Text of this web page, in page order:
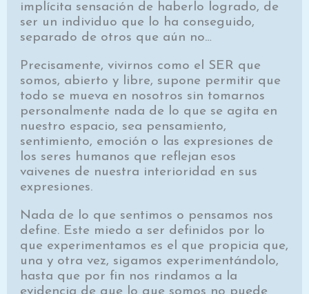
implícita sensación de haberlo logrado, de
ser un individuo que lo ha conseguido,
separado de otros que aún no…
Precisamente, vivirnos como el SER que
somos, abierto y libre, supone permitir que
todo se mueva en nosotros sin tomarnos
personalmente nada de lo que se agita en
nuestro espacio, sea pensamiento,
sentimiento, emoción o las expresiones de
los seres humanos que reflejan esos
vaivenes de nuestra interioridad en sus
expresiones.
Nada de lo que sentimos o pensamos nos
define. Este miedo a ser definidos por lo
que experimentamos es el que propicia que,
una y otra vez, sigamos experimentándolo,
hasta que por fin nos rindamos a la